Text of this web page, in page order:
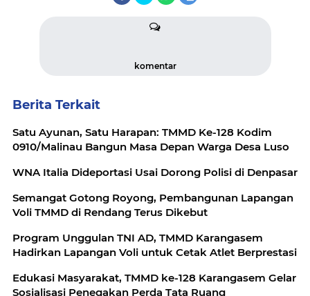
komentar
Berita Terkait
Satu Ayunan, Satu Harapan: TMMD Ke-128 Kodim
0910/Malinau Bangun Masa Depan Warga Desa Luso
WNA Italia Dideportasi Usai Dorong Polisi di Denpasar
Semangat Gotong Royong, Pembangunan Lapangan
Voli TMMD di Rendang Terus Dikebut
Program Unggulan TNI AD, TMMD Karangasem
Hadirkan Lapangan Voli untuk Cetak Atlet Berprestasi
Edukasi Masyarakat, TMMD ke-128 Karangasem Gelar
Sosialisasi Penegakan Perda Tata Ruang